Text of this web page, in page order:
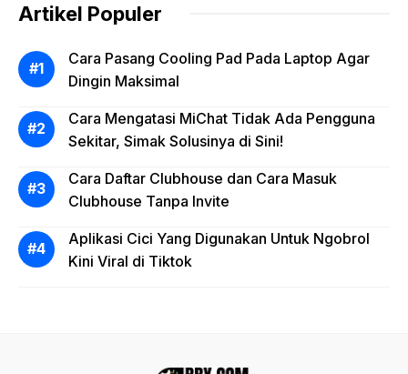
Artikel Populer
Cara Pasang Cooling Pad Pada Laptop Agar
Dingin Maksimal
Cara Mengatasi MiChat Tidak Ada Pengguna
Sekitar, Simak Solusinya di Sini!
Cara Daftar Clubhouse dan Cara Masuk
Clubhouse Tanpa Invite
Aplikasi Cici Yang Digunakan Untuk Ngobrol
Kini Viral di Tiktok